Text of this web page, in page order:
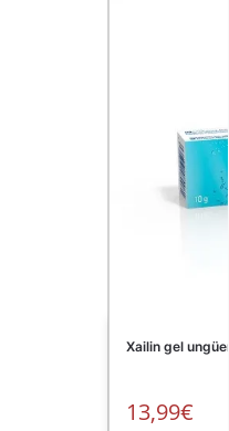
Xailin gel
13,99€